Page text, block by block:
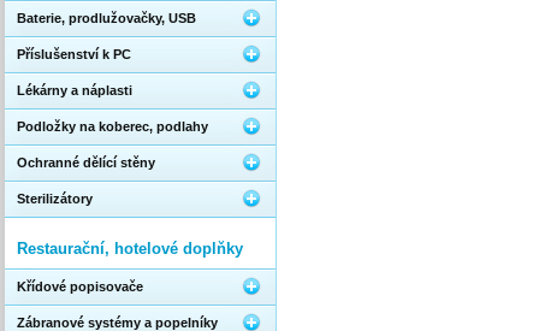
Baterie, prodlužovačky, USB
Příslušenství k PC
Lékárny a náplasti
Podložky na koberec, podlahy
Ochranné dělící stěny
Sterilizátory
Restaurační, hotelové doplňky
Křídové popisovače
Zábranové systémy a popelníky